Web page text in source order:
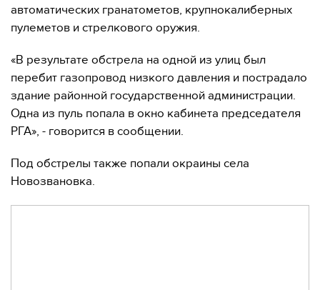
автоматических гранатометов, крупнокалиберных
пулеметов и стрелкового оружия.
«В результате обстрела на одной из улиц был
перебит газопровод низкого давления и пострадало
здание районной государственной администрации.
Одна из пуль попала в окно кабинета председателя
РГА», - говорится в сообщении.
Под обстрелы также попали окраины села
Новозвановка.